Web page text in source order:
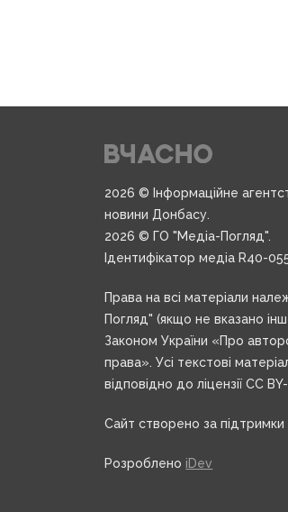
2026 © Інформаційне
новини Донбасу.
2026 © ГО "Медіа-Погляд".
Ідентифікатор медіа R40-
Права на всі матеріали
Погляд" (якщо не вказано
Законом України «Про
права». Усі текстові
відповідно до ліцензії CC
Сайт створено за
Розроблено iDev